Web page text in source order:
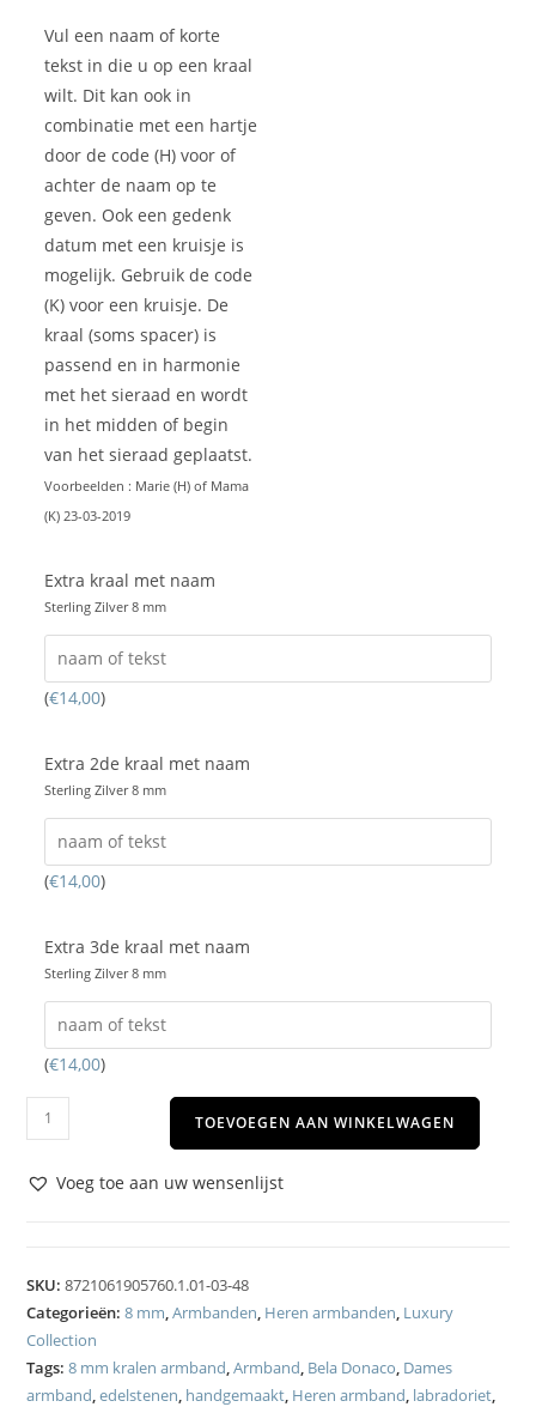
Vul een naam of korte
tekst in die u op een kraal
wilt. Dit kan ook in
combinatie met een hartje
door de code (H) voor of
achter de naam op te
geven. Ook een gedenk
datum met een kruisje is
mogelijk. Gebruik de code
(K) voor een kruisje. De
kraal (soms spacer) is
passend en in harmonie
met het sieraad en wordt
in het midden of begin
van het sieraad geplaatst.
Voorbeelden : Marie (H) of Mama
(K) 23-03-2019
Extra kraal met naam
Sterling Zilver 8 mm
(€14,00)
Extra 2de kraal met naam
Sterling Zilver 8 mm
(€14,00)
Extra 3de kraal met naam
Sterling Zilver 8 mm
(€14,00)
TOEVOEGEN AAN WINKELWAGEN
Voeg toe aan uw wensenlijst
SKU:8721061905760.1.01-03-48
Categorieën:8 mm,Armbanden, Heren armbanden, Luxury
Collection
Tags:8 mm kralen armband,Armband, Bela Donaco, Dames
armband,edelstenen, handgemaakt, Heren armband, labradoriet,